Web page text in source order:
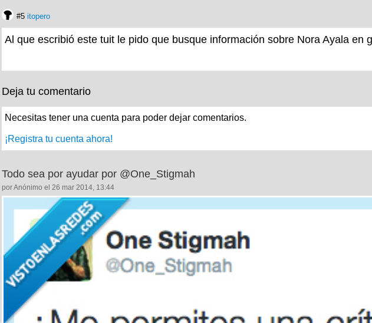
#5 itopero
Al que escribió este tuit le pido que busque información sobre Nora Ayala
Deja tu comentario
Necesitas tener una cuenta para poder dejar comentarios.
¡Registra tu cuenta ahora!
Todo sea por ayudar por @One_Stigmah
por Anónimo el 26 mar 2014, 13:44